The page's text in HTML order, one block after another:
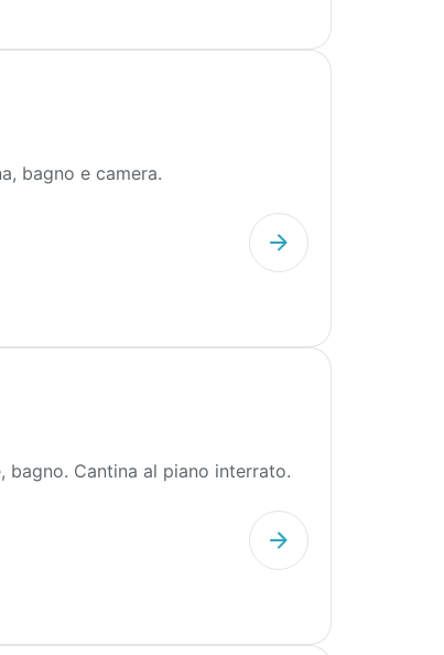
bagno e camera.
bagno. Cantina al piano interrato.